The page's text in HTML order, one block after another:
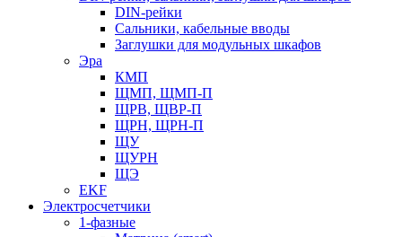
DIN-рейки
Сальники, кабельные вводы
Заглушки для модульных шкафов
Эра
КМП
ЩМП, ЩМП-П
ЩРВ, ЩВР-П
ЩРН, ЩРН-П
ЩУ
ЩУРН
ЩЭ
EKF
Электросчетчики
1-фазные